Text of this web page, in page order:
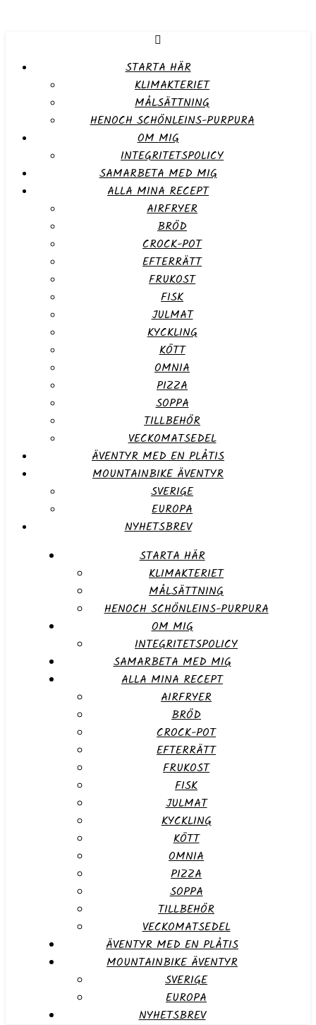
STARTA HÄR
KLIMAKTERIET
MÅLSÄTTNING
HENOCH SCHÖNLEINS-PURPURA
OM MIG
INTEGRITETSPOLICY
SAMARBETA MED MIG
ALLA MINA RECEPT
AIRFRYER
BRÖD
CROCK-POT
EFTERRÄTT
FRUKOST
FISK
JULMAT
KYCKLING
KÖTT
OMNIA
PIZZA
SOPPA
TILLBEHÖR
VECKOMATSEDEL
ÄVENTYR MED EN PLÅTIS
MOUNTAINBIKE ÄVENTYR
SVERIGE
EUROPA
NYHETSBREV
STARTA HÄR
KLIMAKTERIET
MÅLSÄTTNING
HENOCH SCHÖNLEINS-PURPURA
OM MIG
INTEGRITETSPOLICY
SAMARBETA MED MIG
ALLA MINA RECEPT
AIRFRYER
BRÖD
CROCK-POT
EFTERRÄTT
FRUKOST
FISK
JULMAT
KYCKLING
KÖTT
OMNIA
PIZZA
SOPPA
TILLBEHÖR
VECKOMATSEDEL
ÄVENTYR MED EN PLÅTIS
MOUNTAINBIKE ÄVENTYR
SVERIGE
EUROPA
NYHETSBREV